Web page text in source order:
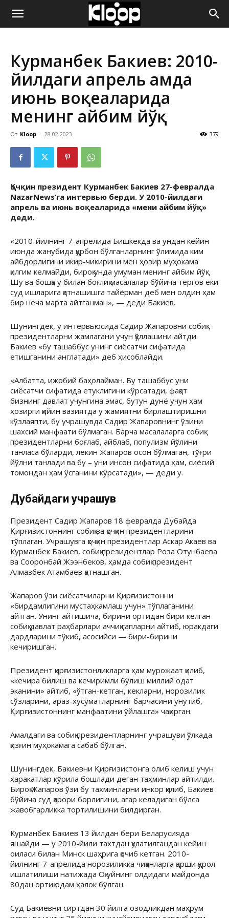
ҚИРҒИЗИСТОН
ЯНГИЛИКЛАРИ
Курманбек Бакиев: 2010-
йилдаги апрель ҳамда
июнь воқеаларида
менинг айбим йўқ
От Kloop - 28.02.2023 379
Қочқин президент Курманбек Бакиев 27-февралда
NazarNews’га интервью берди. У 2010-йилдаги
апрель ва июнь воқеаларида «мени айбим йўқ»
деди.
«2010-йилнинг 7-апрелида Бишкекда ва ундан кейин
июнда жанубида қурбон бўлганларнинг ўлимида ким
айбдорлигини икир-чикирини мен ҳозир муҳокама
қилгим келмайди, бироқ унда умуман менинг айбим йўқ.
Шу ва бошқа у билан боғлиқ масалалар бўйича тергов ёки
суд ишларига қатнашишга тайёрман деб мен олдин ҳам
бир неча марта айтганман», — деди Бакиев.
Шунингдек, у интервьюсида Садир Жапаровни собиқ
президентларни жамлагани учун қўллашини айтди.
Бакиев «бу ташаббус унинг сиёсатчи сифатида
етишганини англатади» деб ҳисоблайди.
«Албатта, ижобий баҳолайман. Бу ташаббус уни
сиёсатчи сифатида етуклигини кўрсатади, фақат
бизнинг давлат учунгина эмас, бутун дунё учун ҳам
ҳозирги қийин вазиятда у жамиятни бирлаштиришни
кўзлаяпти, бу учрашувда Садир Жапаровнинг ўзини
шахсий манфаати бўлмаган. Барча масалаларга собиқ
президентларни боғлаб, айблаб, популизм йўлини
танласа бўларди, лекин Жапаров осон бўлмаган, тўғри
йўлни танлади ва бу – уни инсон сифатида ҳам, сиёсий
томондан ҳам ўсганини кўрсатади», — деди у.
Дубайдаги учрашув
Президент Садир Жапаров 18 февралда Дубайда
Қирғизистоннинг собиқ ва қочқин президентларини
тўплаган. Учрашувга қочқин президентлар Аскар Акаев ва
Курманбек Бакиев, собиқ президентлар Роза Отунбаева
ва Сооронбай Жээнбеков, ҳамда собиқ президент
Алмазбек Атамбаев қатнашган.
Жапаров ўзи сиёсатчиларни Қирғизистонни
«бирдамлигини мустаҳкамлаш учун» тўплаганини
айтган. Унинг айтишича, бирини ортидан бири келган
собиқ давлат раҳбарлари аччиқ гапларни айтиб, юракдаги
дардларини тўкиб, асосийси — бири-бирини
кечиришган.
Президент қирғизистонликларга ҳам мурожаат қилиб,
«кечира билиш ва кечиримли бўлиш миллий одат
эканини» айтиб, «ўтган-кетган, кекларни, норозилик
сўзларини, араз-хусуматларнинг барчасини унутиб,
Қирғизистоннинг манфаатини ўйлашга» чақирган.
Амалдаги ва собиқ президентларнинг учрашуви ўлкада
қизғин муҳокамага сабаб бўлган.
Шунингдек, Бакиевни Қирғизистонга олиб келиш учун
ҳаракатлар кўрила бошлади деган таҳминлар айтилди.
Бироқ Жапаров ўзи бу тахминларни инкор қилиб, Бакиев
бўйича суд қарори борлигини, агар келадиган бўлса
жавобгарликка тортилишини билдирган.
Курманбек Бакиев 13 йилдан бери Беларусияда
яшайди — у 2010-йили тахтдан қулатилгандан кейин
оиласи билан Минск шаҳрига қочиб кетган. 2010-
йилнинг 7-апрелида норозиликка чиққанларга қарши қурол
ишлатилиши натижада Оқ уйнинг олдидаги майдонда
80дан ортиқ одам ҳалок бўлган.
Суд Бакиевни сиртдан 30 йилга озодликдан маҳрум